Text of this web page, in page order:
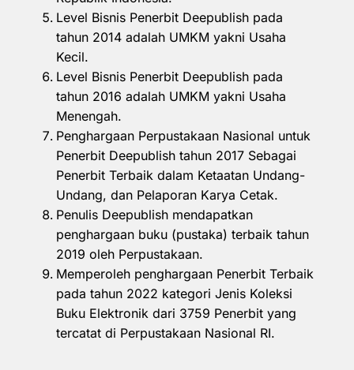
Level Bisnis Penerbit Deepublish pada
tahun 2014 adalah UMKM yakni Usaha
Kecil.
Level Bisnis Penerbit Deepublish pada
tahun 2016 adalah UMKM yakni Usaha
Menengah.
Penghargaan Perpustakaan Nasional untuk
Penerbit Deepublish tahun 2017 Sebagai
Penerbit Terbaik dalam Ketaatan Undang-
Undang, dan Pelaporan Karya Cetak.
Penulis Deepublish mendapatkan
penghargaan buku (pustaka) terbaik tahun
2019 oleh Perpustakaan.
Memperoleh penghargaan Penerbit Terbaik
pada tahun 2022 kategori Jenis Koleksi
Buku Elektronik dari 3759 Penerbit yang
tercatat di Perpustakaan Nasional RI.